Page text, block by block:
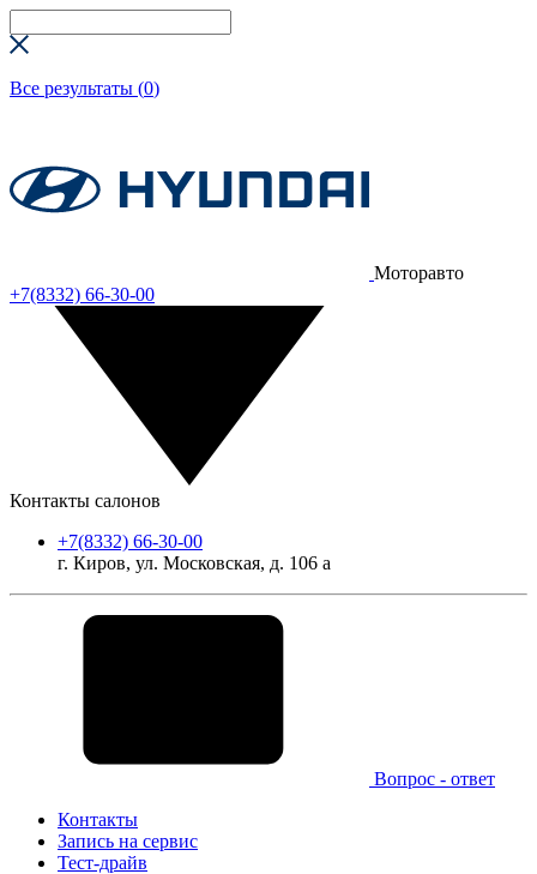
Все результаты (0)
Моторавто
+7(8332) 66-30-00
Контакты салонов
+7(8332) 66-30-00
г. Киров, ул. Московская, д. 106 а
Вопрос - ответ
Контакты
Запись на сервис
Тест-драйв